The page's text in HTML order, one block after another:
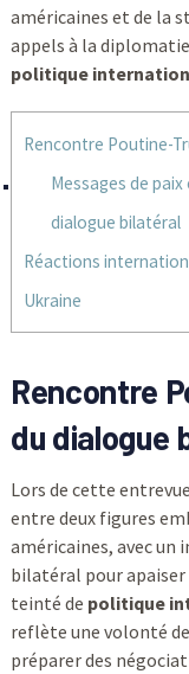
américaines et de la
appels à la
politique
Rencontre Poutine-
Messages de
dialogue bilatéral
Réactions
Ukraine
Rencontre
du dialogue
Lors de cette
entre deux figures
américaines, avec un
bilatéral pour
teinté de politique
reflète une volonté
préparer des